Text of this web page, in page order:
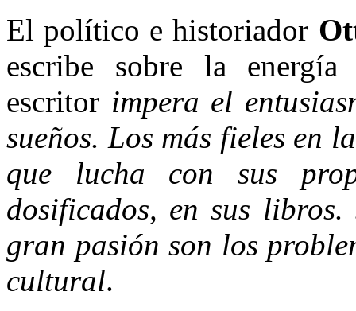
El político e historiador
escribe sobre la
escritor impera el
sueños. Los más fieles en
que lucha con sus
dosificados, en sus
gran pasión son los
cultural.